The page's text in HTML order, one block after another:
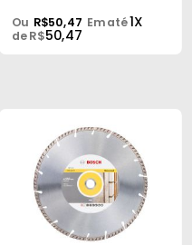
Ou R$50,47 Em até1X
de R$50,47